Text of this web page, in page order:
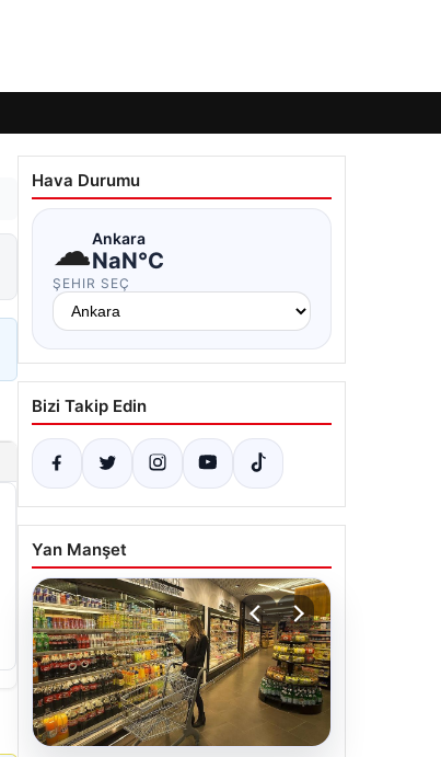
Hava Durumu
☁Ankara
NaN°C
ŞEHIR SEÇ
Bizi Takip Edin
Yan Manşet